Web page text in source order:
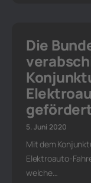
Die
5. Juni 2020
Mit dem
Elektroauto-
welche…